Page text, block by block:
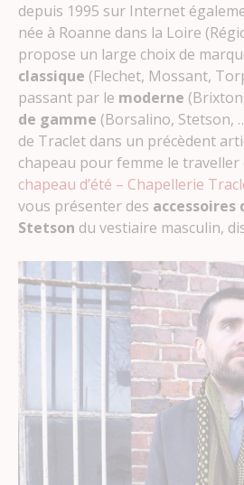
depuis 1995 sur Internet
née à Roanne dans la Loire
propose un large choix de
classique (Flechet, Mossant,
passant par le moderne
de gamme (Borsalino, Stetson,
de Traclet dans un précèdent
chapeau pour femme le traveller
chapeau d’été – Chapellerie
vous présenter des accessoires
Stetson du vestiaire masculin,